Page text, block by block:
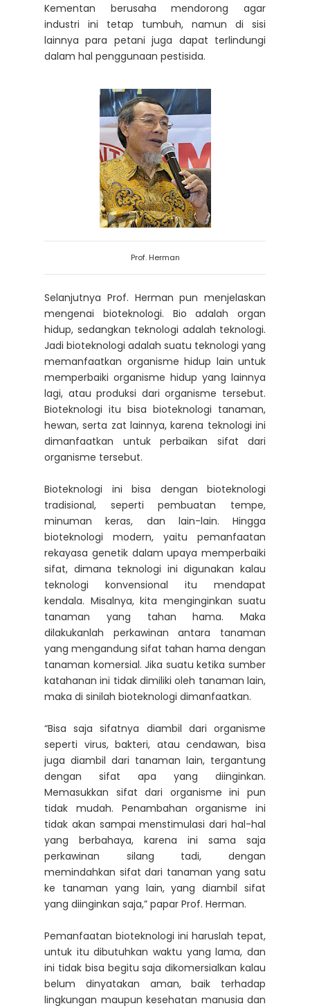
Kementan berusaha mendorong agar
industri ini tetap tumbuh, namun di sisi
lainnya para petani juga dapat terlindungi
dalam hal penggunaan pestisida.
Prof. Herman
Selanjutnya Prof. Herman pun menjelaskan
mengenai bioteknologi. Bio adalah organ
hidup, sedangkan teknologi adalah teknologi.
Jadi bioteknologi adalah suatu teknologi yang
memanfaatkan organisme hidup lain untuk
memperbaiki organisme hidup yang lainnya
lagi, atau produksi dari organisme tersebut.
Bioteknologi itu bisa bioteknologi tanaman,
hewan, serta zat lainnya, karena teknologi ini
dimanfaatkan untuk perbaikan sifat dari
organisme tersebut.
Bioteknologi ini bisa dengan bioteknologi
tradisional, seperti pembuatan tempe,
minuman keras, dan lain-lain. Hingga
bioteknologi modern, yaitu pemanfaatan
rekayasa genetik dalam upaya memperbaiki
sifat, dimana teknologi ini digunakan kalau
teknologi konvensional itu mendapat
kendala. Misalnya, kita menginginkan suatu
tanaman yang tahan hama. Maka
dilakukanlah perkawinan antara tanaman
yang mengandung sifat tahan hama dengan
tanaman komersial. Jika suatu ketika sumber
katahanan ini tidak dimiliki oleh tanaman lain,
maka di sinilah bioteknologi dimanfaatkan.
“Bisa saja sifatnya diambil dari organisme
seperti virus, bakteri, atau cendawan, bisa
juga diambil dari tanaman lain, tergantung
dengan sifat apa yang diinginkan.
Memasukkan sifat dari organisme ini pun
tidak mudah. Penambahan organisme ini
tidak akan sampai menstimulasi dari hal-hal
yang berbahaya, karena ini sama saja
perkawinan silang tadi, dengan
memindahkan sifat dari tanaman yang satu
ke tanaman yang lain, yang diambil sifat
yang diinginkan saja,” papar Prof. Herman.
Pemanfaatan bioteknologi ini haruslah tepat,
untuk itu dibutuhkan waktu yang lama, dan
ini tidak bisa begitu saja dikomersialkan kalau
belum dinyatakan aman, baik terhadap
lingkungan maupun kesehatan manusia dan